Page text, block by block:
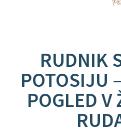
RUDNIK
POTOSIJU
POGLED